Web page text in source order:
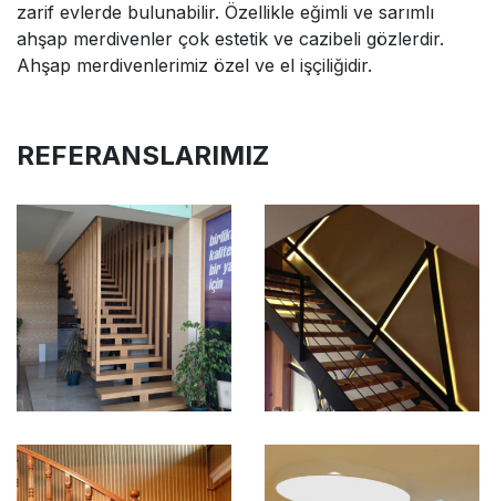
zarif evlerde bulunabilir. Özellikle eğimli ve sarımlı
ahşap merdivenler çok estetik ve cazibeli gözlerdir.
Ahşap merdivenlerimiz özel ve el işçiliğidir.
REFERANSLARIMIZ